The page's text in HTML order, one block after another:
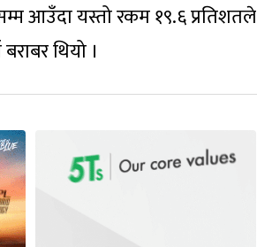
आउँदा यस्तो रकम १९.६ प्रतिशतले
थियो ।